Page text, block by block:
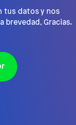
tus datos y nos
brevedad, Gracias.